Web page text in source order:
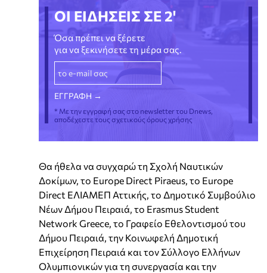
ΟΙ ΕΙΔΗΣΕΙΣ ΣΕ 2'
Όσα πρέπει να ξέρετε
για να ξεκινήσετε τη μέρα σας.
* Με την εγγραφή σας στο newsletter του Dnews,
αποδέχεστε τους σχετικούς όρους χρήσης
Θα ήθελα να συγχαρώ τη Σχολή Ναυτικών
Δοκίμων, το Europe Direct Piraeus, το Europe
Direct ΕΛΙΑΜΕΠ Αττικής, το Δημοτικό Συμβούλιο
Νέων Δήμου Πειραιά, το Erasmus Student
Network Greece, το Γραφείο Εθελοντισμού του
Δήμου Πειραιά, την Κοινωφελή Δημοτική
Επιχείρηση Πειραιά και τον Σύλλογο Ελλήνων
Ολυμπιονικών για τη συνεργασία και την